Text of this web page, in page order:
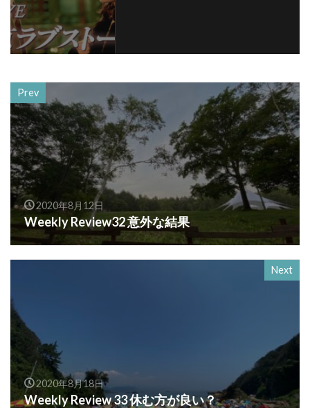
Prev
2020年8月12日
Weekly Review32 意外な結果
Next
2020年8月18日
Weekly Review 33 休む方が良い？